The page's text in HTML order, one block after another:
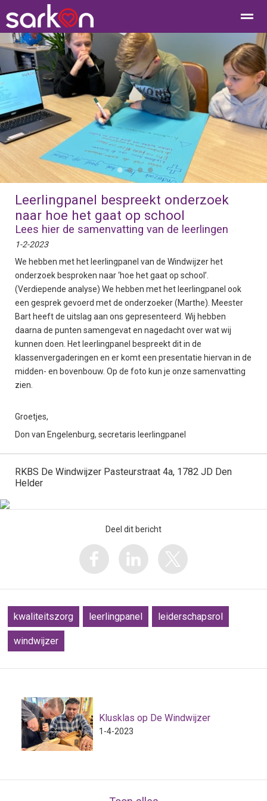
Home Bellen Contact E-mail
● ● ● ●
Leerlingpanel bespreekt onderzoek
naar hoe het gaat op school
Lees hier de samenvatting van de leerlingen
1-2-2023
We hebben met het leerlingpanel van de Windwijzer het
onderzoek besproken naar ‘hoe het gaat op school’.
(Verdiepende analyse) We hebben met het leerlingpanel ook
een gesprek gevoerd met de onderzoeker (Marthe). Meester
Bart heeft de uitslag aan ons gepresenteerd. Wij hebben
daarna de punten samengevat en nagedacht over wat wij
kunnen doen. Het leerlingpanel bespreekt dit in de
klassenvergaderingen en er komt een presentatie hiervan in de
midden- en bovenbouw. Op de foto kun je onze samenvatting
zien.
Groetjes,
Don van Engelenburg, secretaris leerlingpanel
RKBS De Windwijzer Pasteurstraat 4a, 1782 JD Den
Helder
Deel dit bericht
kwaliteitszorg leerlingpanel leiderschapsrol
windwijzer
Klusklas op De Windwijzer
1-4-2023